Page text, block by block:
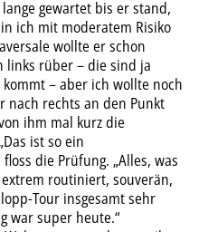
gewartet bis er stand,
ich mit moderatem Risiko
wollte er schon
links rüber – die sind ja
– aber ich wollte noch
rechts an den Punkt
ihm mal kurz die
ist so ein
die Prüfung. „Alles, was
routiniert, souverän,
Tour insgesamt sehr
war super heute.“